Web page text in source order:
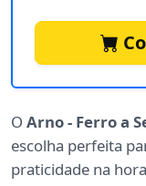
O Arno - Ferro a
escolha perfeita
praticidade na